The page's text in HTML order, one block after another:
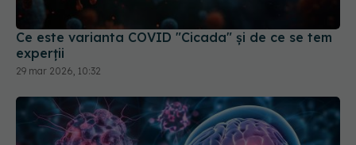
29 mar 2026, 10:32